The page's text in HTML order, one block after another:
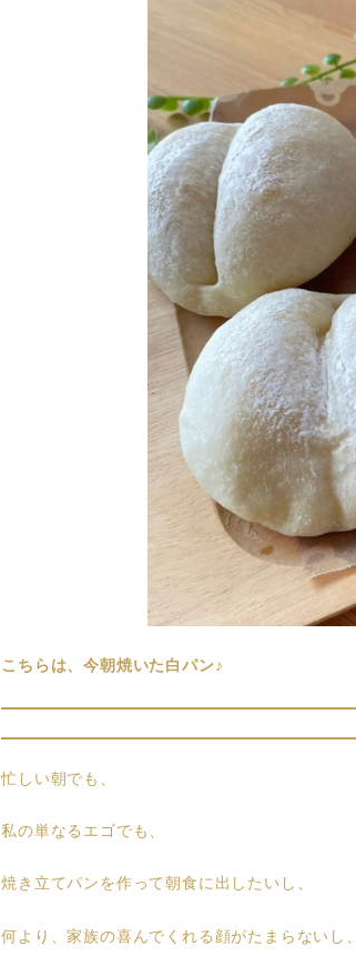
こちらは、今朝焼いた白パン♪
忙しい朝でも、
私の単なるエゴでも、
焼き立てパンを作って朝食に出したいし、
何より、家族の喜んでくれる顔がたまらないし、